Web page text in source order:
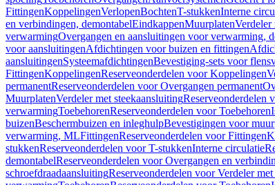
FittingenKoppelingenVerlopenBochtenT-stukkenInterne
en verbindingen, demontabelEindkappenMuurplatenVerdeler
verwarmingOvergangen en aansluitingen voor verwarming,
voor aansluitingenAfdichtingen voor buizen en fittingen
aansluitingenSysteemafdichtingenBevestiging-sets voor
FittingenKoppelingenReserveonderdelen voor Koppelingen
permanentReserveonderdelen voor Overgangen permanent
MuurplatenVerdeler met steekaansluitingReserveonderdelen
verwarmingToebehorenReserveonderdelen voor Toebehoren
buizenBeschermbuizen en inleghulpBevestigingen voor
verwarming, MLFittingenReserveonderdelen voor Fittingen
stukkenReserveonderdelen voor T-stukkenInterne circulatie
demontabelReserveonderdelen voor Overgangen en
schroefdraadaansluitingReserveonderdelen voor Verdeler